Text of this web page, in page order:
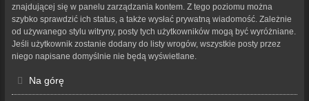
znajdującej się w panelu zarządzania kontem. Z tego poziomu można
szybko sprawdzić ich status, a także wysłać prywatną wiadomość. Zależnie
od używanego stylu witryny, posty tych użytkowników mogą być wyróżniane.
Jeśli użytkownik zostanie dodany do listy wrogów, wszystkie posty przez
niego napisane domyślnie nie będą wyświetlane.
Na górę